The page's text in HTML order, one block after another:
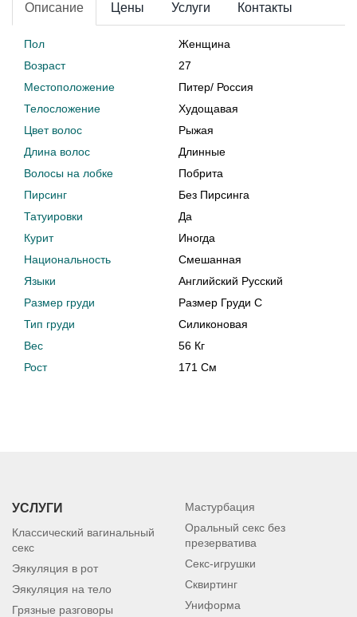
Описание Цены Услуги Контакты
Пол
Женщина
Возраст
27
Местоположение
Питер/ Россия
Телосложение
Худощавая
Цвет волос
Рыжая
Длина волос
Длинные
Волосы на лобке
Побрита
Пирсинг
Без Пирсинга
Татуировки
Да
Курит
Иногда
Национальность
Смешанная
Языки
Английский Русский
Размер груди
Размер Груди C
Тип груди
Силиконовая
Вес
56 Кг
Рост
171 См
УСЛУГИ
Классический вагинальный
секс
Эякуляция в рот
Эякуляция на тело
Грязные разговоры
Мастурбация
Оральный секс без
презерватива
Секс-игрушки
Сквиртинг
Униформа